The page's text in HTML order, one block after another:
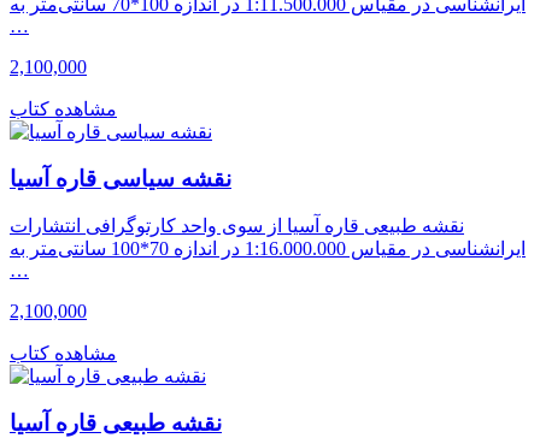
ایرانشناسی در مقیاس 1:11.500.000 در اندازه 100*70 سانتی‌متر به
…
2,100,000
مشاهده کتاب
نقشه سیاسی قاره آسیا
نقشه طبیعی قاره آسیا از سوی واحد کارتوگرافی انتشارات
ایرانشناسی در مقیاس 1:16.000.000 در اندازه 70*100 سانتی‌متر به
…
2,100,000
مشاهده کتاب
نقشه طبیعی قاره آسیا